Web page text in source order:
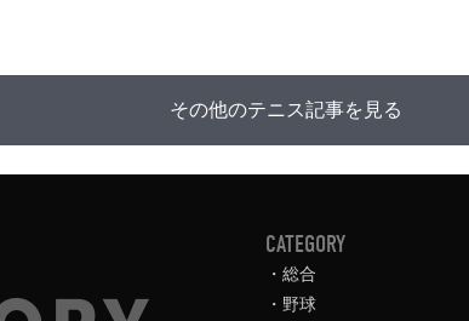
その他のテニス記事を見る
CATEGORY
総合
野球